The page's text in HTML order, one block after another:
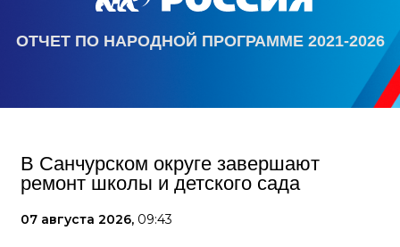
ОТЧЕТ ПО НАРОДНОЙ ПРОГРАММЕ 2021-2026
В Санчурском округе завершают
ремонт школы и детского сада
07 августа 2026, 09:43